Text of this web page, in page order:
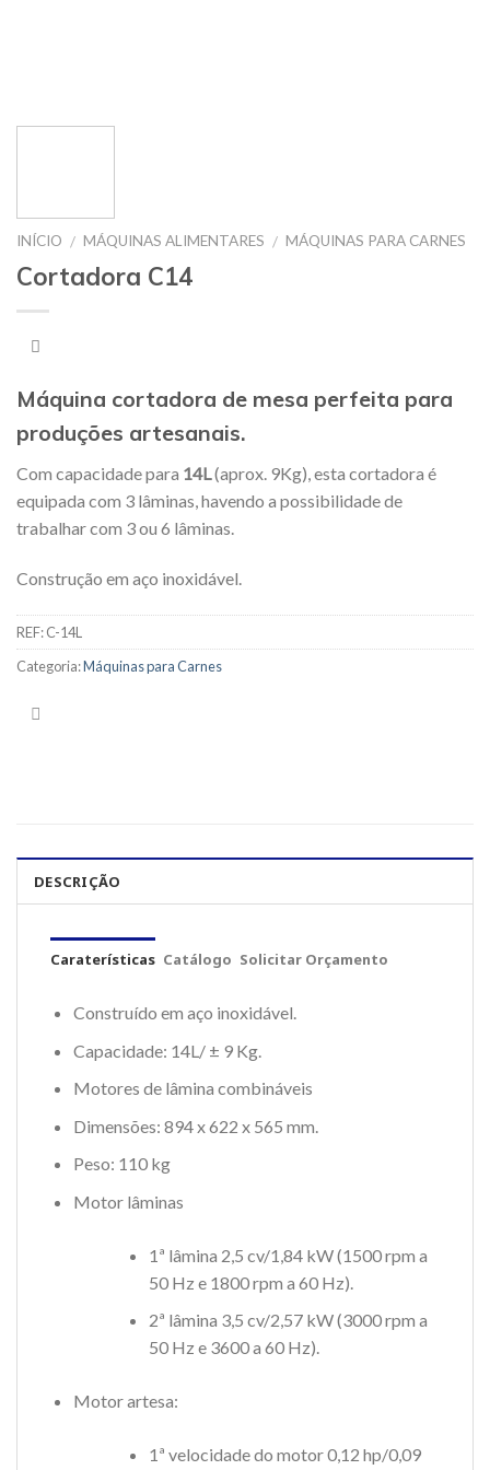
INÍCIO / MÁQUINAS ALIMENTARES / MÁQUINAS PARA CARNES
Cortadora C14
Máquina cortadora de mesa perfeita para
produções artesanais.
Com capacidade para 14L(aprox. 9Kg), esta cortadora é
equipada com 3 lâminas, havendo a possibilidade de
trabalhar com 3 ou 6 lâminas.
Construção em aço inoxidável.
REF:C-14L
Categoria:Máquinas para Carnes
DESCRIÇÃO
Caraterísticas Catálogo Solicitar Orçamento
Construído em aço inoxidável.
Capacidade: 14L/ ± 9 Kg.
Motores de lâmina combináveis
Dimensões: 894 x 622 x 565 mm.
Peso: 110 kg
Motor lâminas
1ª lâmina 2,5 cv/1,84 kW (1500 rpm a
50 Hz e 1800 rpm a 60 Hz).
2ª lâmina 3,5 cv/2,57 kW (3000 rpm a
50 Hz e 3600 a 60 Hz).
Motor artesa:
1ª velocidade do motor 0,12 hp/0,09